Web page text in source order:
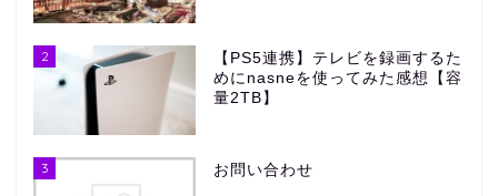
2
【PS5連携】テレビを録画するた
めにnasneを使ってみた感想【容
量2TB】
3 お問い合わせ